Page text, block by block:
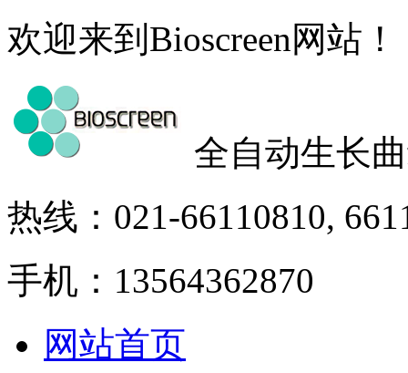
欢迎来到Bioscreen网站！
全自动生长
热线：021-66110810,
手机：13564362870
网站首页